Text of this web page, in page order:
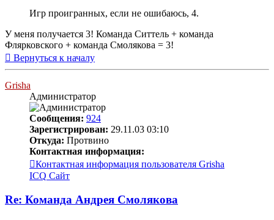
Игр проигранных, если не ошибаюсь, 4.
У меня получается 3! Команда Ситтель + команда
Флярковского + команда Смолякова = 3!
Вернуться к началу
Grisha
Администратор
Сообщения: 924
Зарегистрирован: 29.11.03 03:10
Откуда: Протвино
Контактная информация:
Контактная информация пользователя Grisha
ICQ Сайт
Re: Команда Андрея Смолякова